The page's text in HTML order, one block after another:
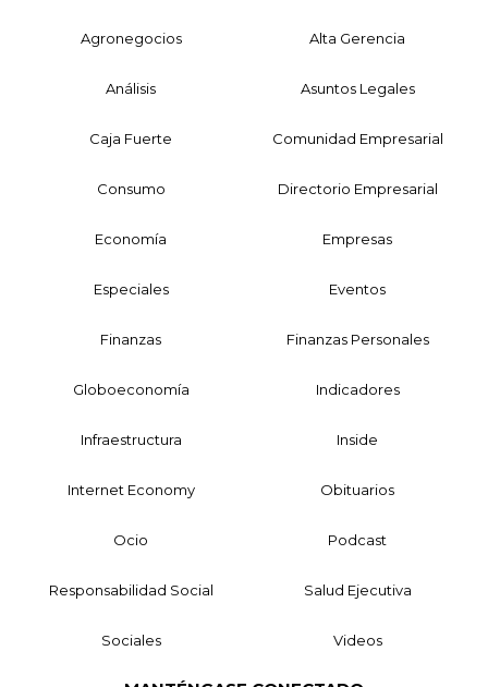
Agronegocios Alta Gerencia
Análisis Asuntos Legales
Caja Fuerte Comunidad Empresarial
Consumo Directorio Empresarial
Economía Empresas
Especiales Eventos
Finanzas Finanzas Personales
Globoeconomía Indicadores
Infraestructura Inside
Internet Economy Obituarios
Ocio Podcast
Responsabilidad Social Salud Ejecutiva
Sociales Videos